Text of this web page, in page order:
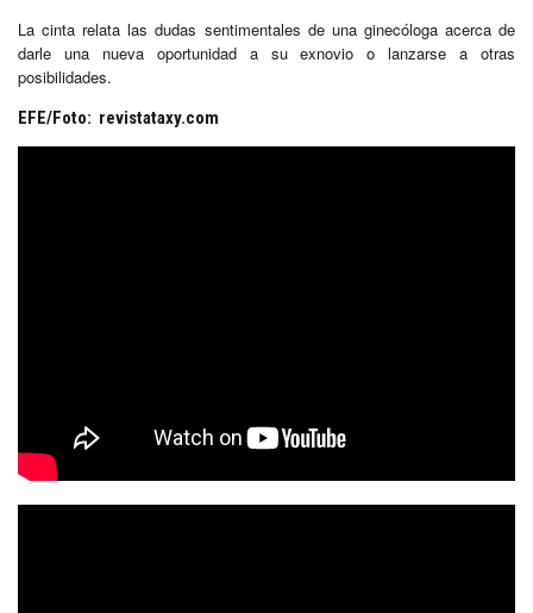
La cinta relata las dudas sentimentales de una ginecóloga acerca de
darle una nueva oportunidad a su exnovio o lanzarse a otras
posibilidades.
EFE/Foto: revistataxy.com